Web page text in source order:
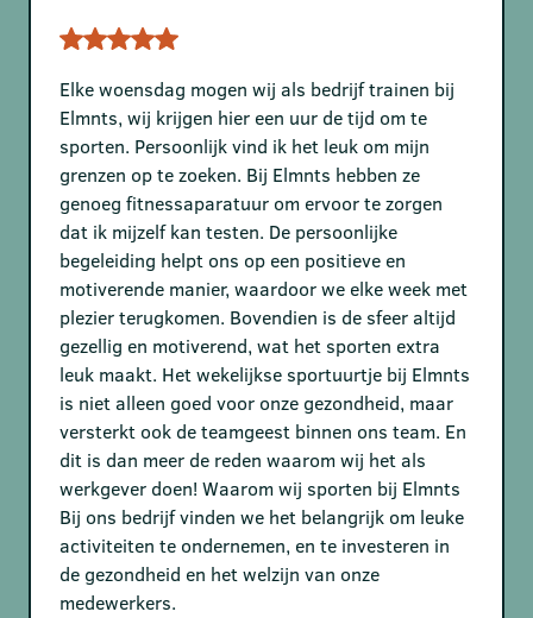
Elke woensdag mogen wij als bedrijf trainen bij
Elmnts, wij krijgen hier een uur de tijd om te
sporten. Persoonlijk vind ik het leuk om mijn
grenzen op te zoeken. Bij Elmnts hebben ze
genoeg fitnessaparatuur om ervoor te zorgen
dat ik mijzelf kan testen. De persoonlijke
begeleiding helpt ons op een positieve en
motiverende manier, waardoor we elke week met
plezier terugkomen. Bovendien is de sfeer altijd
gezellig en motiverend, wat het sporten extra
leuk maakt. Het wekelijkse sportuurtje bij Elmnts
is niet alleen goed voor onze gezondheid, maar
versterkt ook de teamgeest binnen ons team. En
dit is dan meer de reden waarom wij het als
werkgever doen! Waarom wij sporten bij Elmnts
Bij ons bedrijf vinden we het belangrijk om leuke
activiteiten te ondernemen, en te investeren in
de gezondheid en het welzijn van onze
medewerkers.